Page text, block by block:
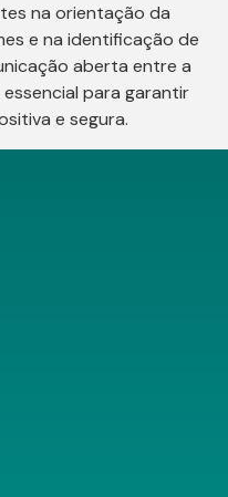
na orientação da
e na identificação de
aberta entre a
para garantir
e segura.